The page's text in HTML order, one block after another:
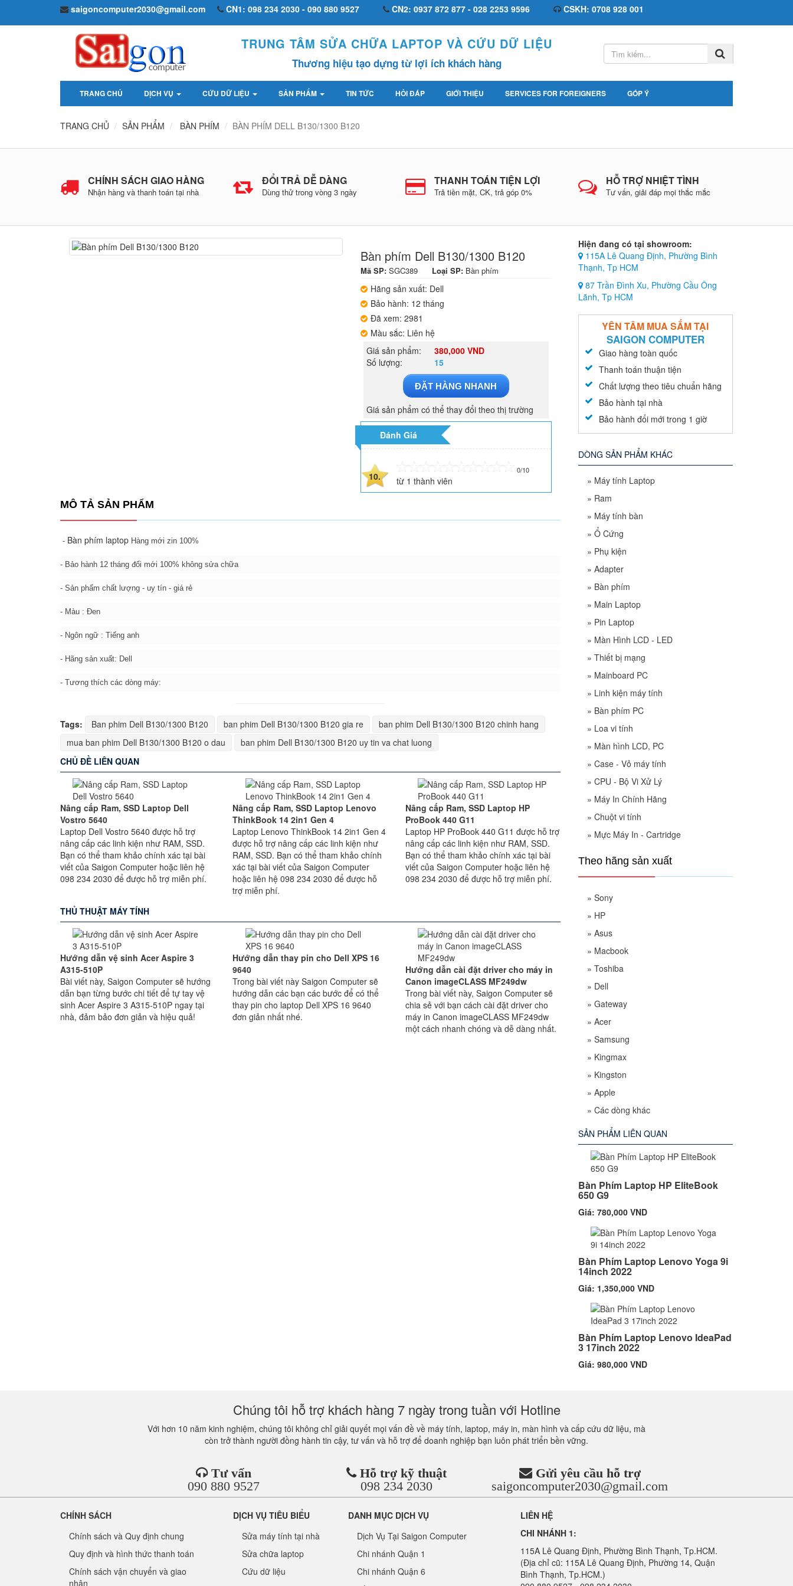
saigoncomputer2030@gmail.com CN1: 098 234 2030 - 090 880 9527 CN2: 0937 872 877 - 028 2253 9596 CSKH: 0708 928 001
TRUNG TÂM SỬA CHỮA LAPTOP VÀ CỨU DỮ LIỆU
Thương hiệu tạo dựng từ lợi ích khách hàng
TRANG CHỦ DỊCH VỤ CỨU DỮ LIỆU SẢN PHẨM TIN TỨC HỎI ĐÁP GIỚI THIỆU SERVICES FOR FOREIGNERS GÓP Ý
TRANG CHỦ SẢN PHẨM BÀN PHÍM BÀN PHÍM DELL B130/1300 B120
CHÍNH SÁCH GIAO HÀNG
Nhận hàng và thanh toán tại nhà
ĐỔI TRẢ DỄ DÀNG
Dùng thử trong vòng 3 ngày
THANH TOÁN TIỆN LỢI
Trả tiền mặt, CK, trả góp 0%
HỖ TRỢ NHIỆT TÌNH
Tư vấn, giải đáp mọi thắc mắc
Bàn phím Dell B130/1300 B120
Mã SP:SGC389 Loại SP: Bàn phím
Hãng sản xuất: Dell
Bảo hành: 12 tháng
Đã xem: 2981
Màu sắc: Liên hệ
Giá sản phẩm:
380,000 VND
Số lượng:
15
ĐẶT HÀNG NHANH
Giá sản phẩm có thể thay đổi theo thị trường
Đánh Giá
10.
0/10
từ 1 thành viên
MÔ TẢ SẢN PHẨM
- Bàn phím laptop Hàng mới zin 100%
- Bảo hành 12 tháng đổi mới 100% không sửa chữa
- Sản phẩm chất lượng - uy tín - giá rẻ
- Màu : Đen
- Ngôn ngữ : Tiếng anh
- Hãng sản xuất: Dell
- Tương thích các dòng máy:
Tags: Ban phim Dell B130/1300 B120 ban phim Dell B130/1300 B120 gia re
ban phim Dell B130/1300 B120 chinh hang
mua ban phim Dell B130/1300 B120 o dau
ban phim Dell B130/1300 B120 uy tin va chat luong
CHỦ ĐỀ LIÊN QUAN
Nâng cấp Ram, SSD Laptop Dell
Vostro 5640
Laptop Dell Vostro 5640 được hỗ trợ
nâng cấp các linh kiện như RAM, SSD.
Bạn có thể tham khảo chính xác tại bài
viết của Saigon Computer hoặc liên hệ
098 234 2030 để được hỗ trợ miễn phí.
Nâng cấp Ram, SSD Laptop Lenovo
ThinkBook 14 2in1 Gen 4
Laptop Lenovo ThinkBook 14 2in1 Gen 4
được hỗ trợ nâng cấp các linh kiện như
RAM, SSD. Bạn có thể tham khảo chính
xác tại bài viết của Saigon Computer
hoặc liên hệ 098 234 2030 để được hỗ
trợ miễn phí.
Nâng cấp Ram, SSD Laptop HP
ProBook 440 G11
Laptop HP ProBook 440 G11 được hỗ trợ
nâng cấp các linh kiện như RAM, SSD.
Bạn có thể tham khảo chính xác tại bài
viết của Saigon Computer hoặc liên hệ
098 234 2030 để được hỗ trợ miễn phí.
THỦ THUẬT MÁY TÍNH
Hướng dẫn vệ sinh Acer Aspire 3
A315-510P
Bài viết này, Saigon Computer sẽ hướng
dẫn bạn từng bước chi tiết để tự tay vệ
sinh Acer Aspire 3 A315-510P ngay tại
nhà, đảm bảo đơn giản và hiệu quả!
Hướng dẫn thay pin cho Dell XPS 16
9640
Trong bài viết này Saigon Computer sẽ
hướng dẫn các bạn các bước để có thể
thay pin cho laptop Dell XPS 16 9640
đơn giản nhất nhé.
Hướng dẫn cài đặt driver cho máy in
Canon imageCLASS MF249dw
Trong bài viết này, Saigon Computer sẽ
chia sẻ với bạn cách cài đặt driver cho
máy in Canon imageCLASS MF249dw
một cách nhanh chóng và dễ dàng nhất.
Hiện đang có tại showroom:
115A Lê Quang Định, Phường Bình
Thạnh, Tp HCM
87 Trần Đình Xu, Phường Cầu Ông
Lãnh, Tp HCM
YÊN TÂM MUA SẮM TẠI
SAIGON COMPUTER
Giao hàng toàn quốc
Thanh toán thuận tiện
Chất lượng theo tiêu chuẩn hãng
Bảo hành tại nhà
Bảo hành đổi mới trong 1 giờ
DÒNG SẢN PHẨM KHÁC
» Máy tính Laptop
» Ram
» Máy tính bàn
» Ổ Cứng
» Phụ kiện
» Adapter
» Bàn phím
» Main Laptop
» Pin Laptop
» Màn Hình LCD - LED
» Thiết bị mạng
» Mainboard PC
» Linh kiện máy tính
» Bàn phím PC
» Loa vi tính
» Màn hình LCD, PC
» Case - Vỏ máy tính
» CPU - Bộ Vi Xử Lý
» Máy In Chính Hãng
» Chuột vi tính
» Mực Máy In - Cartridge
Theo hãng sản xuất
» Sony
» HP
» Asus
» Macbook
» Toshiba
» Dell
» Gateway
» Acer
» Samsung
» Kingmax
» Kingston
» Apple
» Các dòng khác
SẢN PHẨM LIÊN QUAN
Bàn Phím Laptop HP EliteBook
650 G9
Giá: 780,000 VND
Bàn Phím Laptop Lenovo Yoga 9i
14inch 2022
Giá: 1,350,000 VND
Bàn Phím Laptop Lenovo IdeaPad
3 17inch 2022
Giá: 980,000 VND
Chúng tôi hỗ trợ khách hàng 7 ngày trong tuần với Hotline
Với hơn 10 năm kinh nghiệm, chúng tôi không chỉ giải quyết mọi vấn đề về máy tính, laptop, máy in, màn hình và cấp cứu dữ liệu, mà
còn trở thành người đồng hành tin cậy, tư vấn và hỗ trợ để doanh nghiệp bạn luôn phát triển bền vững.
Tư vấn
090 880 9527
Hỗ trợ kỹ thuật
098 234 2030
Gửi yêu cầu hỗ trợ
saigoncomputer2030@gmail.com
CHÍNH SÁCH
Chính sách và Quy định chung
Quy định và hình thức thanh toán
Chính sách vận chuyển và giao
nhận
DỊCH VỤ TIÊU BIỂU
Sửa máy tính tại nhà
Sửa chữa laptop
Cứu dữ liệu
DANH MỤC DỊCH VỤ
Dịch Vụ Tại Saigon Computer
Chi nhánh Quận 1
Chi nhánh Quận 6
LIÊN HỆ
CHI NHÁNH 1:
115A Lê Quang Định, Phường Bình Thạnh, Tp.HCM.
(Địa chỉ cũ: 115A Lê Quang Định, Phường 14, Quận
Bình Thạnh, Tp.HCM.)